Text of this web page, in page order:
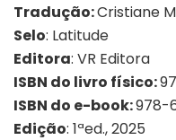
Tradução:Cristiane
Selo: Latitude
Editora: VR Editora
ISBN do livro físico:
ISBN do e-book:978-
Edição: 1ªed., 2025